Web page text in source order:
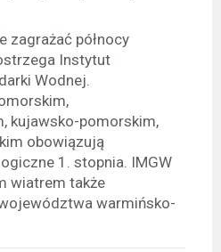
zagrażać północy
Instytut
Wodnej.
kujawsko-pomorskim,
obowiązują
1. stopnia. IMGW
wiatrem także
warmińsko-